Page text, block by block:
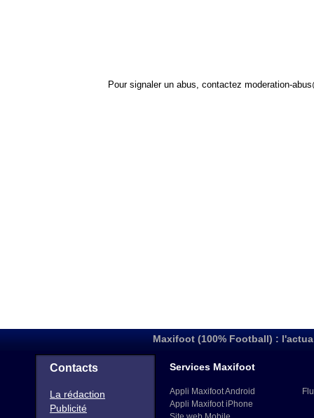
Pour signaler un abus, contactez moderation-
Maxifoot (100% Football) :
Contacts
La rédaction
Publicité
Services Maxifoot
Appli Maxifoot Android
Appli Maxifoot iPhone